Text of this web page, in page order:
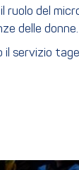
ruolo del
delle donne.
il servizio